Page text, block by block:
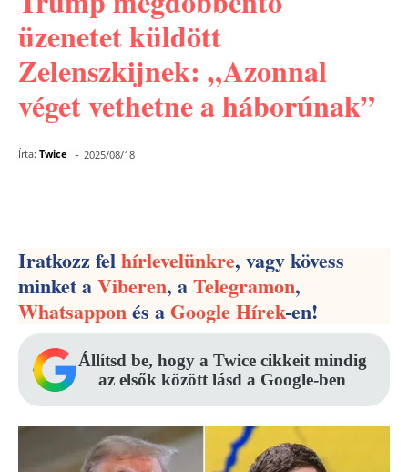
üzenetet küldött
Zelenszkijnek: „Azonnal
véget vethetne a háborúnak”
Írta: Twice - 2025/08/18
Iratkozz felhírlevelünkre, vagy kövess
minket aViberen, aTelegramon,
Whatsapponés aGoogle Hírek-en!
Állítsd be, hogy a Twice cikkeit mindig
az elsők között lásd a Google-ben